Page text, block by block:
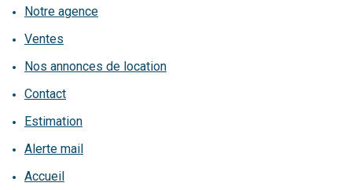
notre
agence
contact
Notre agence
Ventes
Nos annonces de location
Contact
Estimation
Alerte mail
Accueil